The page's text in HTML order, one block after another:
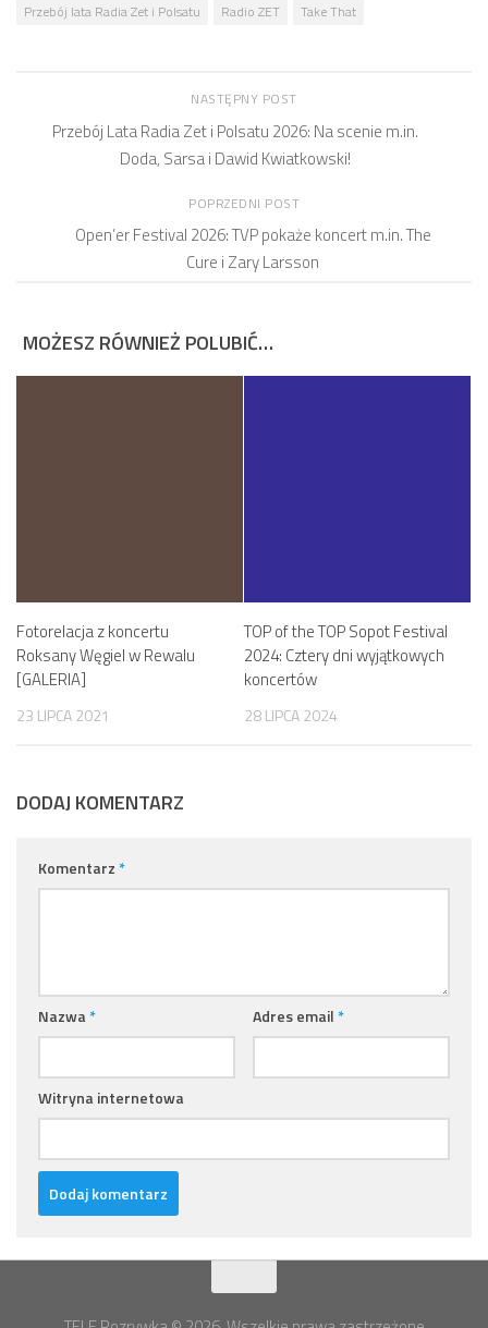
Przebój lata Radia Zet i Polsatu
Radio ZET Take That
NASTĘPNY POST
Przebój Lata Radia Zet i Polsatu 2026: Na scenie m.in.
Doda, Sarsa i Dawid Kwiatkowski!
POPRZEDNI POST
Open’er Festival 2026: TVP pokaże koncert m.in. The
Cure i Zary Larsson
MOŻESZ RÓWNIEŻ POLUBIĆ…
Fotorelacja z koncertu
Roksany Węgiel w Rewalu
[GALERIA]
23 LIPCA 2021
TOP of the TOP Sopot Festival
2024: Cztery dni wyjątkowych
koncertów
28 LIPCA 2024
DODAJ KOMENTARZ
Komentarz*
Nazwa* Adres email*
Witryna internetowa